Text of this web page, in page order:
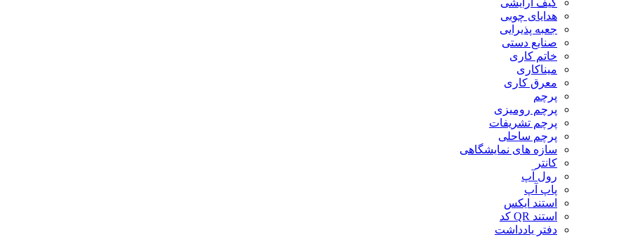
کیف آرایشی
هدایای چوبی
جعبه پذیرایی
صنایع دستی
خاتم کاری
میناکاری
معرق کاری
پرچم
پرچم رومیزی
پرچم تشریفات
پرچم ساحلی
سازه های نمایشگاهی
کانتر
رول آپ
پاپ آپ
استند ایکس
استند QR کد
دفتر یادداشت